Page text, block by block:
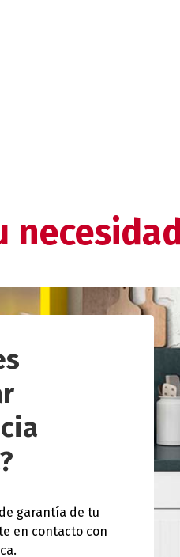
garantía de tu
en contacto con